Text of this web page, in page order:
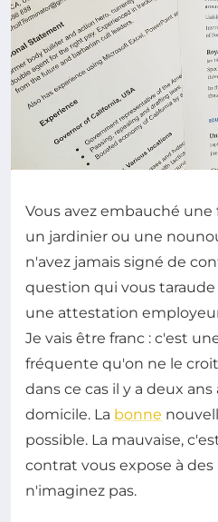
Vous avez embauché
un jardinier ou une
n'avez jamais signé de
question qui vous
une attestation
Je vais être franc : c'est
fréquente qu'on ne le
dans ce cas il y a deux
domicile. La bonne
possible. La mauvaise,
contrat vous expose à
n'imaginez pas.